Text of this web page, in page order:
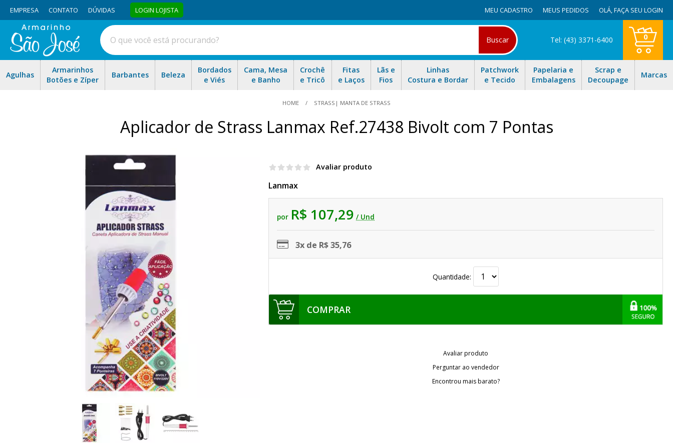
EMPRESA CONTATO DÚVIDAS LOGIN LOJISTA MEU CADASTRO MEUS PEDIDOS OLÁ,FAÇA SEU LOGIN
Buscar Tel: (43) 3371-6400 0
Agulhas
Armarinhos
Botões e Zíper
Barbantes Beleza
Bordados
e Viés
Cama, Mesa
e Banho
Crochê
e Tricô
Fitas
e Laços
Lãs e
Fios
Linhas
Costura e Bordar
Patchwork
e Tecido
Papelaria e
Embalagens
Scrap e
Decoupage
Marcas
HOME STRASS| MANTA DE STRASS
Aplicador de Strass Lanmax Ref.27438 Bivolt com 7 Pontas
Avaliar produto
Lanmax
por R$ 107,29 / Und
3x de R$ 35,76
Quantidade:
COMPRAR
Avaliar produto
Perguntar ao vendedor
Encontrou mais barato?